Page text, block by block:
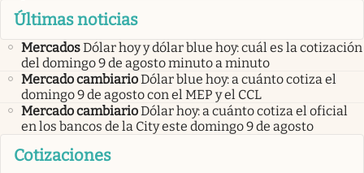
Últimas noticias
MercadosDólar hoy y dólar blue hoy: cuál es la cotización
del domingo 9 de agosto minuto a minuto
Mercado cambiarioDólar blue hoy: a cuánto cotiza el
domingo 9 de agosto con el MEP y el CCL
Mercado cambiarioDólar hoy: a cuánto cotiza el oficial
en los bancos de la City este domingo 9 de agosto
Cotizaciones